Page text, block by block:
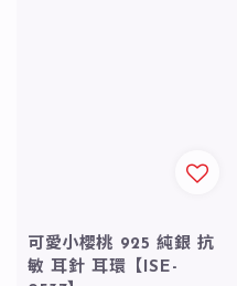
可愛小櫻桃 925 純銀 抗
敏 耳針 耳環【ISE-